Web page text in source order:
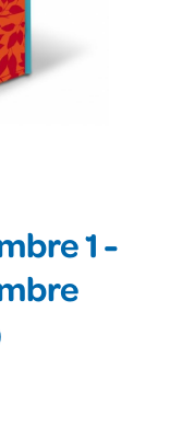
1 -